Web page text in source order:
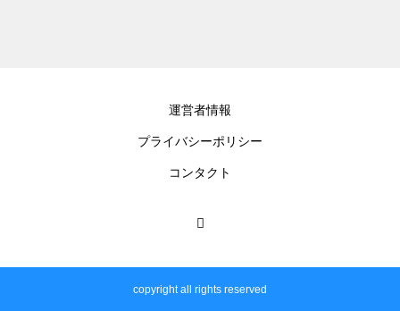
運営者情報
プライバシーポリシー
コンタクト
copyright all rights reserved